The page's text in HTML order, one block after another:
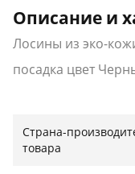
Описание и
Лосины из эко-
посадка цвет
Страна-
товара